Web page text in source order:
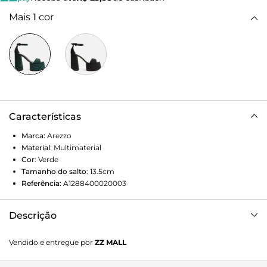
Mais 1 cor
Características
Marca: Arezzo
Material: Multimaterial
Cor: Verde
Tamanho do salto: 13.5cm
Referência: A1288400020003
Descrição
modelo tem salto alto bloco, revestido no mesmo material
do calçado, meia-pata e bico redondo. Traz tira larga sobre
Vendido e entregue por ZZ MALL